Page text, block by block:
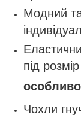
Модний
під
Чохли